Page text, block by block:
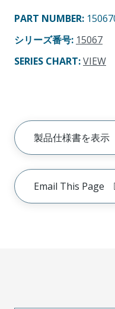
PART NUMBER:
シリーズ番号: 15067
SERIES CHART:VIEW
製品仕様書を表示
Email This Page